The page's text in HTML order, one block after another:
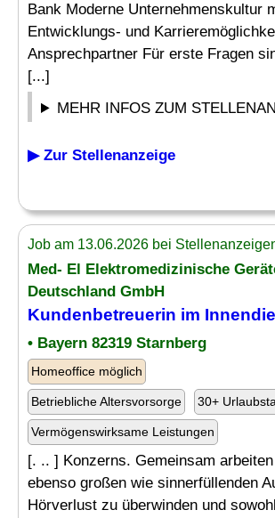
Bank Moderne Unternehmenskultur
Entwicklungs- und
Ansprechpartner Für erste Fragen
[...]
MEHR INFOS ZUM
▶ Zur Stellenanzeige
Job am 13.06.2026 bei
Med- El Elektromedizinische
Deutschland GmbH
Kundenbetreuerin im
• Bayern 82319 Starnberg
Homeoffice möglich
Betriebliche Altersvorsorge 30+
Vermögenswirksame Leistungen
[. .. ] Konzerns. Gemeinsam
ebenso großen wie sinnerfüllenden
Hörverlust zu überwinden und